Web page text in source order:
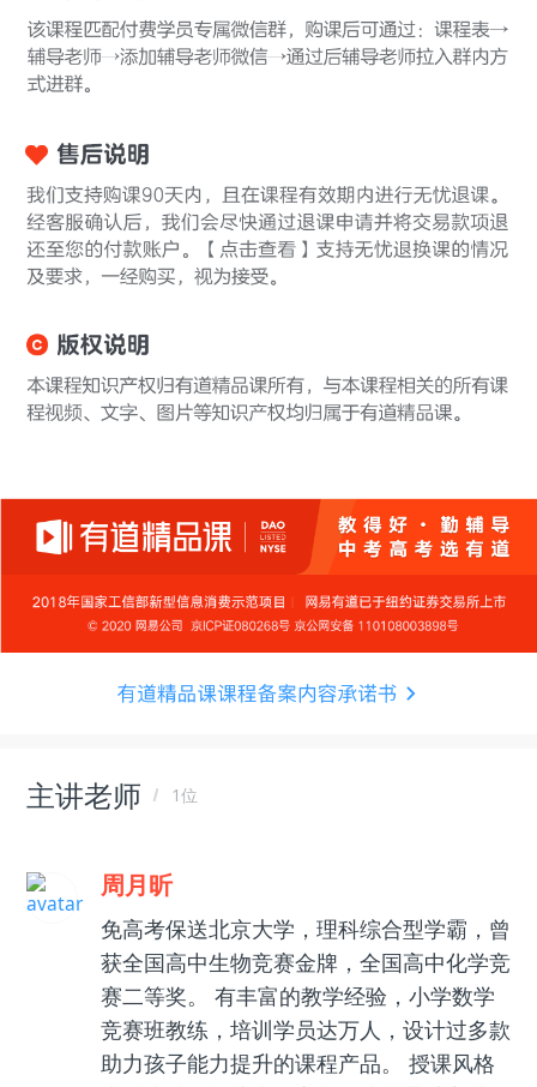
主讲老师 1位
周月昕
免高考保送北京大学，理科综合型学霸，曾
获全国高中生物竞赛金牌，全国高中化学竞
赛二等奖。 有丰富的教学经验，小学数学
竞赛班教练，培训学员达万人，设计过多款
助力孩子能力提升的课程产品。 授课风格